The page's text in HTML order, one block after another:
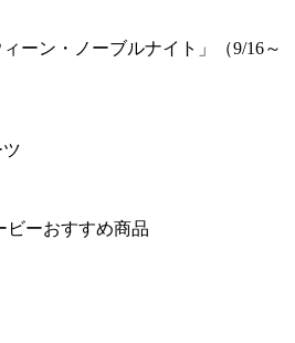
ーン・ノーブルナイト」（9/16～
ビーおすすめ商品